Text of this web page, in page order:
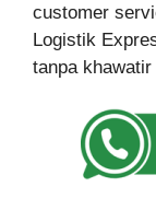
customer
Logistik
tanpa